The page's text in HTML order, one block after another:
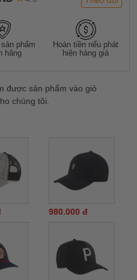
phẩm
hãng
Hoàn tiền nếu phát
hiện hàng giả
được sản phẩm vào giỏ
chúng tôi.
980.000 đ